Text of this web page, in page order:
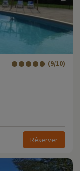
(9/10)
Réserver